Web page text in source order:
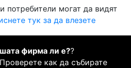
потребители могат да видят
тук за да влезете
фирма ли е??
Проверете как да събирате